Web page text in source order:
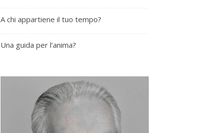
A chi appartiene il tuo tempo?
Una guida per l’anima?